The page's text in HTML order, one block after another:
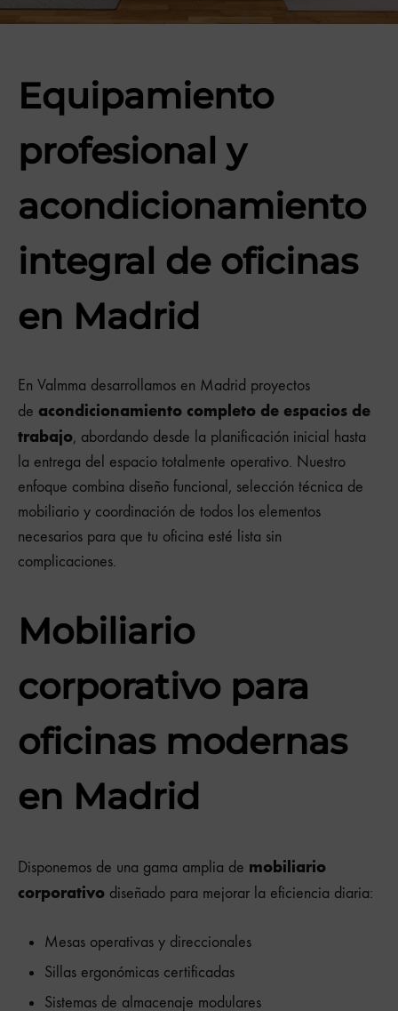
Equipamiento
profesional y
acondicionamiento
integral de oficinas
en Madrid
En Valmma desarrollamos en Madrid proyectos
de acondicionamiento completo de espacios de
trabajo, abordando desde la planificación inicial hasta
la entrega del espacio totalmente operativo. Nuestro
enfoque combina diseño funcional, selección técnica de
mobiliario y coordinación de todos los elementos
necesarios para que tu oficina esté lista sin
complicaciones.
Mobiliario
corporativo para
oficinas modernas
en Madrid
Disponemos de una gama amplia de mobiliario
corporativo diseñado para mejorar la eficiencia diaria:
Mesas operativas y direccionales
Sillas ergonómicas certificadas
Sistemas de almacenaje modulares